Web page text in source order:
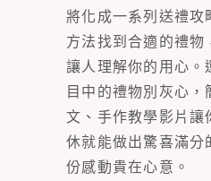
將化成一系列送禮攻
方法找到合適的禮物
讓人理解你的用心。
目中的禮物別灰心，
文、手作教學影片讓
休就能做出驚喜滿分
份感動貴在心意。